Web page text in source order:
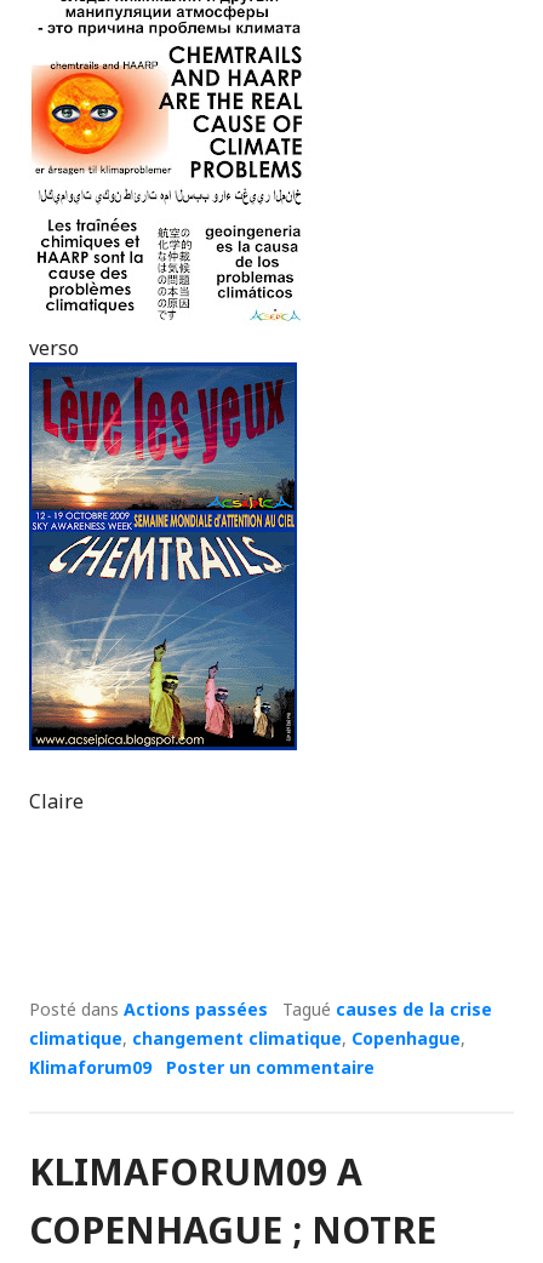
verso
Claire
Posté dans Actions passées Tagué causes de la crise
climatique, changement climatique, Copenhague,
Klimaforum09
Poster un commentaire
KLIMAFORUM09 A
COPENHAGUE ; NOTRE